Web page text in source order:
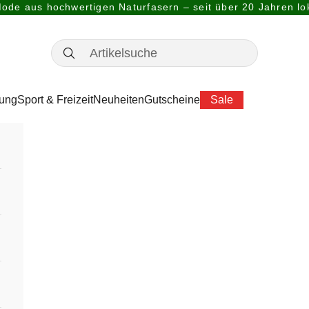
aus hochwertigen Naturfasern – seit über 20 Jahren
Sport & FreizeitNeuheitenGutscheine Sale